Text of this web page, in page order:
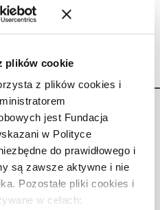
plików cookie
z plików cookies i
jest Fundacja
w Polityce
do prawidłowego i
są zawsze aktywne i nie
Pozostałe pliki cookies i
w celach:
, KATARZYNA SZYNGIERA